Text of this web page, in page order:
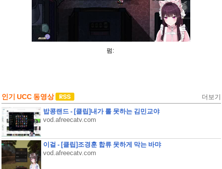
펌:
인기 UCC 동영상 더보기
밥콩랜드 - [클립]내가 롤 못하는 김민교야
vod.afreecatv.com
이걸 - [클립]조경훈 합류 못하게 막는 바먀
vod.afreecatv.com